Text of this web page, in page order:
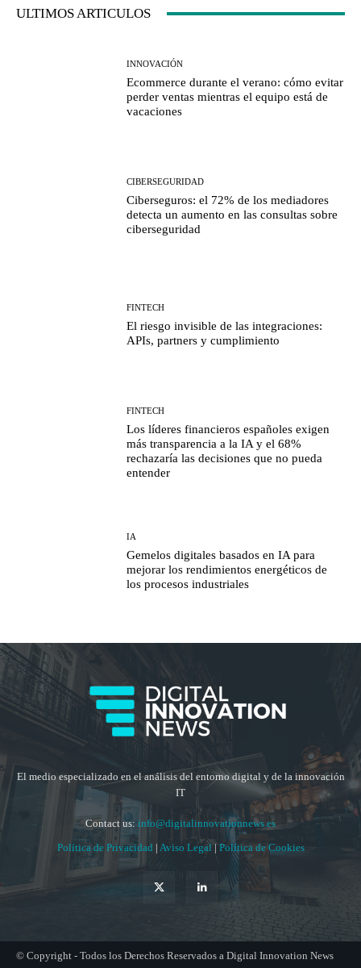
ULTIMOS ARTICULOS
INNOVACIÓN
Ecommerce durante el verano: cómo evitar
perder ventas mientras el equipo está de
vacaciones
CIBERSEGURIDAD
Ciberseguros: el 72% de los mediadores
detecta un aumento en las consultas sobre
ciberseguridad
FINTECH
El riesgo invisible de las integraciones:
APIs, partners y cumplimiento
FINTECH
Los líderes financieros españoles exigen
más transparencia a la IA y el 68%
rechazaría las decisiones que no pueda
entender
IA
Gemelos digitales basados en IA para
mejorar los rendimientos energéticos de
los procesos industriales
El medio especializado en el análisis del entorno digital y de la innovación
IT
Contact us: info@digitalinnovationnews.es
Política de Privacidad | Aviso Legal | Política de Cookies
© Copyright - Todos los Derechos Reservados a Digital Innovation News